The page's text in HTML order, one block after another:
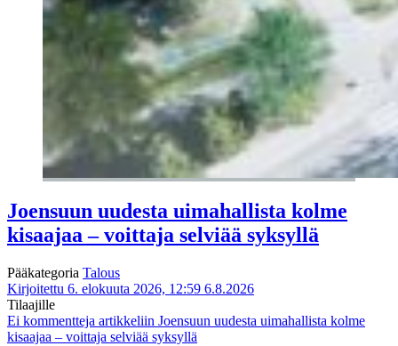
Joensuun uudesta uimahallista kolme
kisaajaa – voittaja selviää syksyllä
Pääkategoria Talous
Kirjoitettu 6. elokuuta 2026, 12:59 6.8.2026
Tilaajille
Ei kommentteja artikkeliin Joensuun uudesta uimahallista kolme
kisaajaa – voittaja selviää syksyllä